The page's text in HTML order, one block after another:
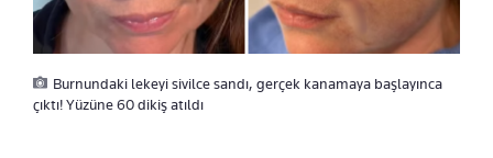
Burnundaki lekeyi sivilce sandı, gerçek kanamaya başlayınca
çıktı! Yüzüne 60 dikiş atıldı